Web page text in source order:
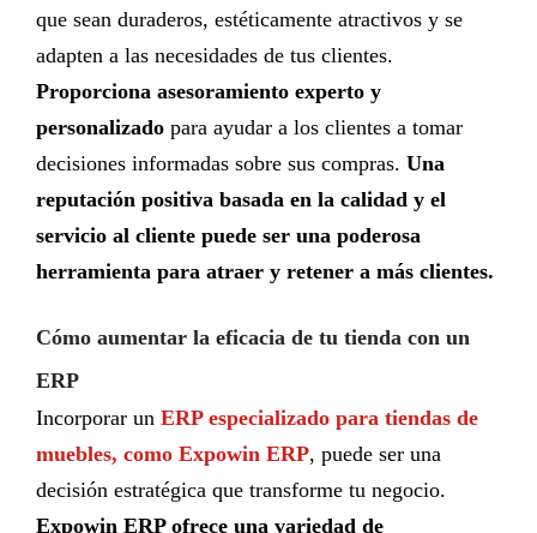
que sean duraderos, estéticamente atractivos y se
adapten a las necesidades de tus clientes.
Proporciona asesoramiento experto y
personalizado para ayudar a los clientes a tomar
decisiones informadas sobre sus compras. Una
reputación positiva basada en la calidad y el
servicio al cliente puede ser una poderosa
herramienta para atraer y retener a más clientes.
Cómo aumentar la eficacia de tu tienda con un
ERP
Incorporar un ERP especializado para tiendas de
muebles, como Expowin ERP, puede ser una
decisión estratégica que transforme tu negocio.
Expowin ERP ofrece una variedad de